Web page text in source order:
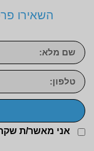
השאירו
אני מאשר/ת